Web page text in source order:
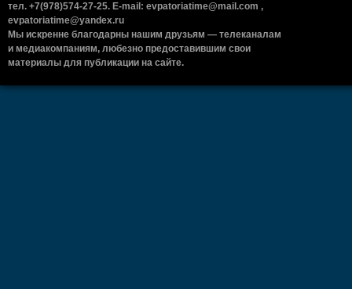
тел. +7(978)574-27-25. E-mail: evpatoriatime@mail.com ,
evpatoriatime@yandex.ru
Мы искренне благодарны нашим друзьям — телеканалам
и медиакомпаниям, любезно предоставившим свои
материалы для публикации на сайте.